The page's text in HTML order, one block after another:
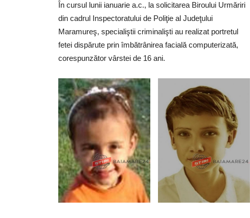
În cursul lunii ianuarie a.c., la solicitarea Biroului Urmăriri
din cadrul Inspectoratului de Poliţie al Judeţului
Maramureş, specialiştii criminalişti au realizat portretul
fetei dispărute prin îmbătrânirea facială computerizată,
corespunzător vârstei de 16 ani.